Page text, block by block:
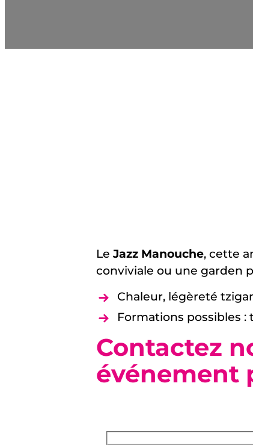
LeJazz Manouche, cette
conviviale ou une garden
Chaleur, légèreté
Formations possibles
Contactez
événement